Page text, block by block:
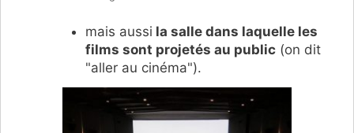
mais aussi la salle dans laquelle les
films sont projetés au public(on dit
"aller au cinéma").